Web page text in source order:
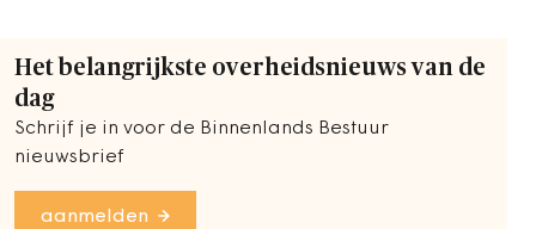
Het belangrijkste overheidsnieuws van de
dag
Schrijf je in voor de Binnenlands Bestuur
nieuwsbrief
aanmelden